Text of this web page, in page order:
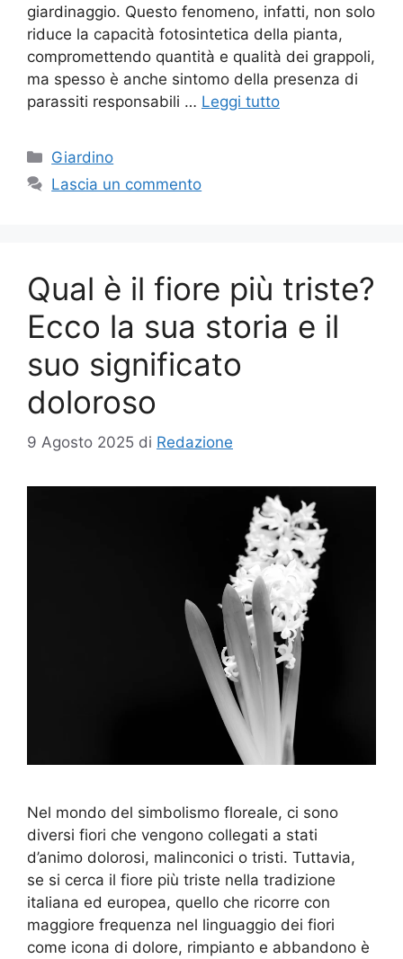
giardinaggio. Questo fenomeno, infatti, non solo
riduce la capacità fotosintetica della pianta,
compromettendo quantità e qualità dei grappoli,
ma spesso è anche sintomo della presenza di
parassiti responsabili … Leggi tutto
Categorie
Giardino
Lascia un commento
Qual è il fiore più triste?
Ecco la sua storia e il
suo significato
doloroso
9 Agosto 2025 di Redazione
Nel mondo del simbolismo floreale, ci sono
diversi fiori che vengono collegati a stati
d’animo dolorosi, malinconici o tristi. Tuttavia,
se si cerca il fiore più triste nella tradizione
italiana ed europea, quello che ricorre con
maggiore frequenza nel linguaggio dei fiori
come icona di dolore, rimpianto e abbandono è